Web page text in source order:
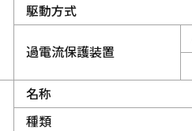
駆動方式
過電流保護装置
名称
種類